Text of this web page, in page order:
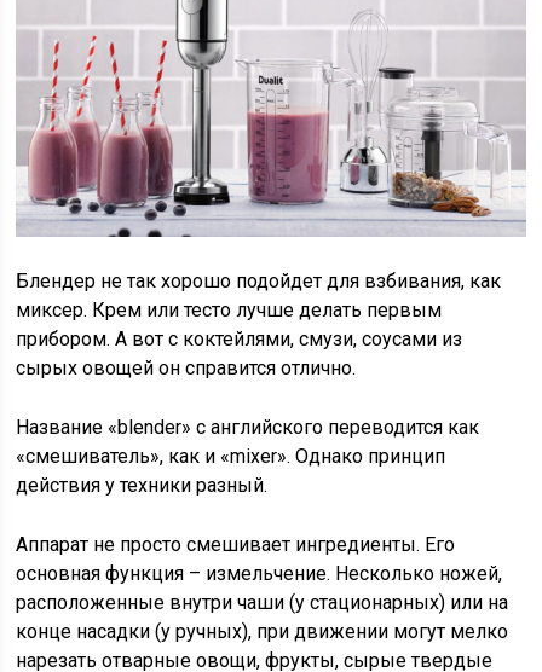
Блендер не так хорошо подойдет для взбивания, как
миксер. Крем или тесто лучше делать первым
прибором. А вот с коктейлями, смузи, соусами из
сырых овощей он справится отлично.
Название «blender» с английского переводится как
«смешиватель», как и «mixer». Однако принцип
действия у техники разный.
Аппарат не просто смешивает ингредиенты. Его
основная функция – измельчение. Несколько ножей,
расположенные внутри чаши (у стационарных) или на
конце насадки (у ручных), при движении могут мелко
нарезать отварные овощи, фрукты, сырые твердые